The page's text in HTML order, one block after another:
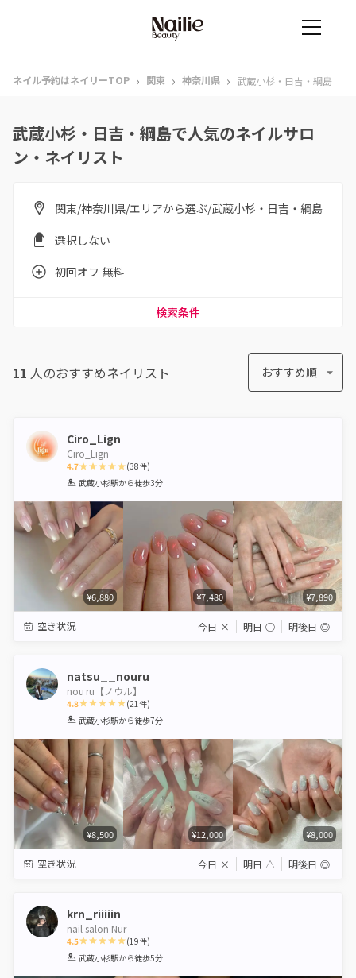
ネイル予約はネイリーTOP › 関東 › 神奈川県 › 武蔵小杉・日吉・綱島
武蔵小杉・日吉・綱島で人気のネイルサロ
ン・ネイリスト
関東/神奈川県/エリアから選ぶ/武蔵小杉・日吉・綱島
選択しない
初回オフ 無料
検索条件
11 人のおすすめネイリスト おすすめ順
Ciro_Lign
Ciro_Lign
4.7
1 2 3 4 5
(38件)
武蔵小杉駅から徒歩3分
¥6,880 ¥7,480 ¥7,890
空き状況 今日 × 明日 ◯ 明後日 ◎
natsu__nouru
nou ru【ノウル】
4.8
1 2 3 4 5
(21件)
武蔵小杉駅から徒歩7分
¥8,500 ¥12,000 ¥8,000
空き状況 今日 × 明日 △ 明後日 ◎
krn_riiiiin
nail salon Nur
4.5
1 2 3 4 5
(19件)
武蔵小杉駅から徒歩5分